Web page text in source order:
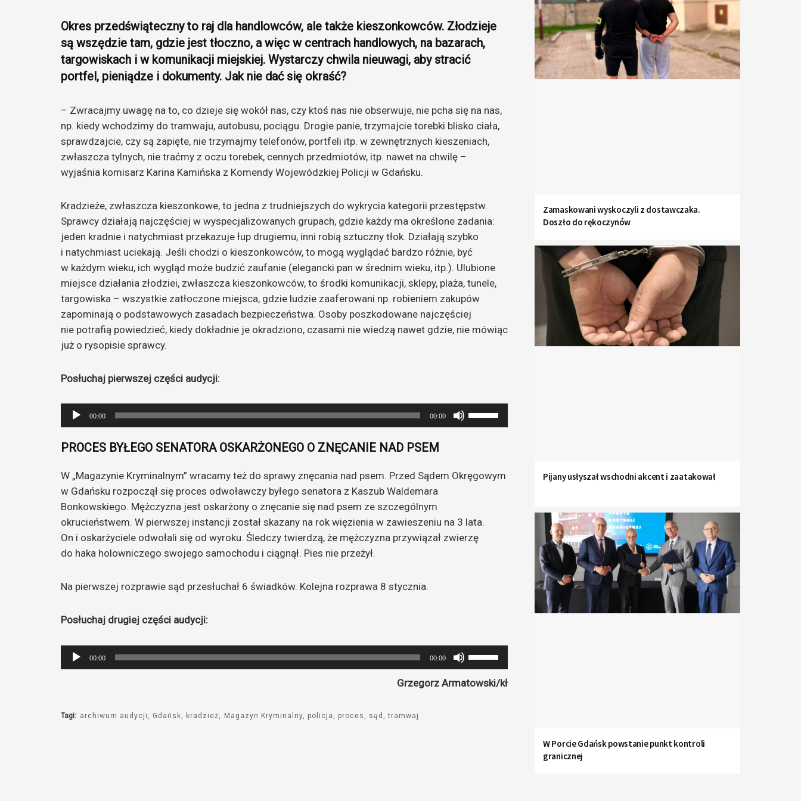
Okres przedświąteczny to raj dla handlowców, ale także kieszonkowców. Złodzieje
są wszędzie tam, gdzie jest tłoczno, a więc w centrach handlowych, na bazarach,
targowiskach i w komunikacji miejskiej. Wystarczy chwila nieuwagi, aby stracić
portfel, pieniądze i dokumenty. Jak nie dać się okraść?
– Zwracajmy uwagę na to, co dzieje się wokół nas, czy ktoś nas nie obserwuje, nie pcha się na nas,
np. kiedy wchodzimy do tramwaju, autobusu, pociągu. Drogie panie, trzymajcie torebki blisko ciała,
sprawdzajcie, czy są zapięte, nie trzymajmy telefonów, portfeli itp. w zewnętrznych kieszeniach,
zwłaszcza tylnych, nie traćmy z oczu torebek, cennych przedmiotów, itp. nawet na chwilę –
wyjaśnia komisarz Karina Kamińska z Komendy Wojewódzkiej Policji w Gdańsku.
Kradzieże, zwłaszcza kieszonkowe, to jedna z trudniejszych do wykrycia kategorii przestępstw.
Sprawcy działają najczęściej w wyspecjalizowanych grupach, gdzie każdy ma określone zadania:
jeden kradnie i natychmiast przekazuje łup drugiemu, inni robią sztuczny tłok. Działają szybko
i natychmiast uciekają. Jeśli chodzi o kieszonkowców, to mogą wyglądać bardzo różnie, być
w każdym wieku, ich wygląd może budzić zaufanie (elegancki pan w średnim wieku, itp.). Ulubione
miejsce działania złodziei, zwłaszcza kieszonkowców, to środki komunikacji, sklepy, plaża, tunele,
targowiska – wszystkie zatłoczone miejsca, gdzie ludzie zaaferowani np. robieniem zakupów
zapominają o podstawowych zasadach bezpieczeństwa. Osoby poszkodowane najczęściej
nie potrafią powiedzieć, kiedy dokładnie je okradziono, czasami nie wiedzą nawet gdzie, nie mówiąc
już o rysopisie sprawcy.
Posłuchaj pierwszej części audycji:
Odtwarzacz
plików
dźwiękowych
00:00 00:00
strzałek
oraz
aby
zwiększyć
PROCES BYŁEGO SENATORA OSKARŻONEGO O ZNĘCANIE NAD PSEM
W „Magazynie Kryminalnym” wracamy też do sprawy znęcania nad psem. Przed Sądem Okręgowym
w Gdańsku rozpoczął się proces odwoławczy byłego senatora z Kaszub Waldemara
Bonkowskiego. Mężczyzna jest oskarżony o znęcanie się nad psem ze szczególnym
okrucieństwem. W pierwszej instancji został skazany na rok więzienia w zawieszeniu na 3 lata.
On i oskarżyciele odwołali się od wyroku. Śledczy twierdzą, że mężczyzna przywiązał zwierzę
do haka holowniczego swojego samochodu i ciągnął. Pies nie przeżył.
Na pierwszej rozprawie sąd przesłuchał 6 świadków. Kolejna rozprawa 8 stycznia.
Posłuchaj drugiej części audycji:
Odtwarzacz
plików
00:00 00:00
strzałek
do
Grzegorz Armatowski/kł
Tagi: archiwum audycji Gdańsk kradzież Magazyn Kryminalny policja proces sąd tramwaj
Zamaskowani wyskoczyli z dostawczaka.
Doszło do rękoczynów
Pijany usłyszał wschodni akcent i zaatakował
W Porcie Gdańsk powstanie punkt kontroli
granicznej